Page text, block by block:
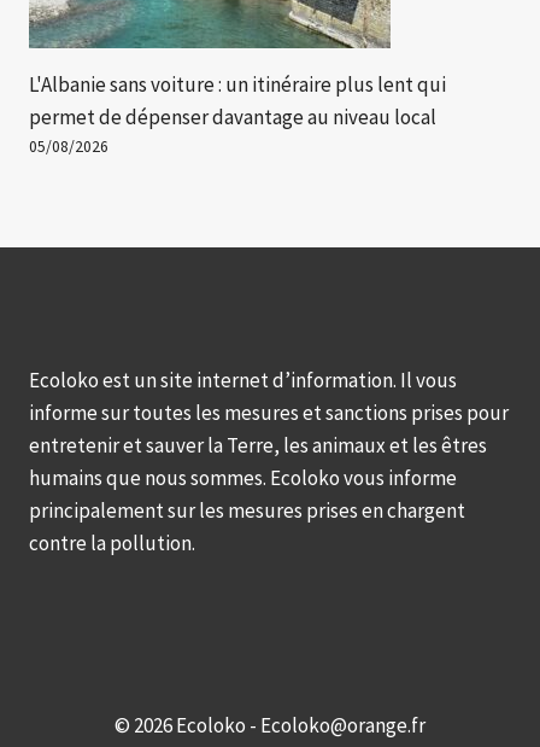
L'Albanie sans voiture : un itinéraire plus lent qui
permet de dépenser davantage au niveau local
05/08/2026
Ecoloko est un site internet d’information. Il vous
informe sur toutes les mesures et sanctions prises pour
entretenir et sauver la Terre, les animaux et les êtres
humains que nous sommes. Ecoloko vous informe
principalement sur les mesures prises en chargent
contre la pollution.
© 2026 Ecoloko - Ecoloko@orange.fr